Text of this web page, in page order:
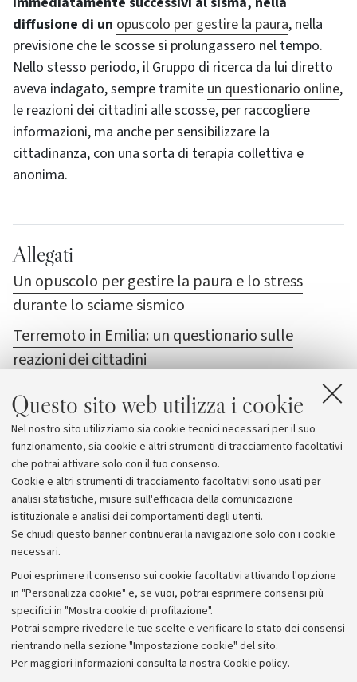
Questo sito web utilizza i cookie
Nel nostro sito utilizziamo sia cookie tecnici necessari per il suo
funzionamento, sia cookie e altri strumenti di tracciamento facoltativi
che potrai attivare solo con il tuo consenso.
Cookie e altri strumenti di tracciamento facoltativi sono usati per
analisi statistiche, misure sull'efficacia della comunicazione
istituzionale e analisi dei comportamenti degli utenti.
Se chiudi questo banner continuerai la navigazione solo con i cookie
necessari.
Puoi esprimere il consenso sui cookie facoltativi attivando l'opzione
in "Personalizza cookie" e, se vuoi, potrai esprimere consensi più
specifici in "Mostra cookie di profilazione".
Potrai sempre rivedere le tue scelte e verificare lo stato dei consensi
rientrando nella sezione "Impostazione cookie" del sito.
Per maggiori informazioni consulta la nostra Cookie policy.
diffusione di un opuscolo per gestire la paura, nella
previsione che le scosse si prolungassero nel tempo.
Nello stesso periodo, il Gruppo di ricerca da lui diretto
aveva indagato, sempre tramite un questionario online,
le reazioni dei cittadini alle scosse, per raccogliere
informazioni, ma anche per sensibilizzare la
cittadinanza, con una sorta di terapia collettiva e
anonima.
Allegati
Un opuscolo per gestire la paura e lo stress
durante lo sciame sismico
Terremoto in Emilia: un questionario sulle
reazioni dei cittadini
Il questionario online
Gruppo di ricerca in Psicologia dell'emergenza e
della sicurezza
Archivio
Comunicati stampa
Redazione
Rassegna stampa